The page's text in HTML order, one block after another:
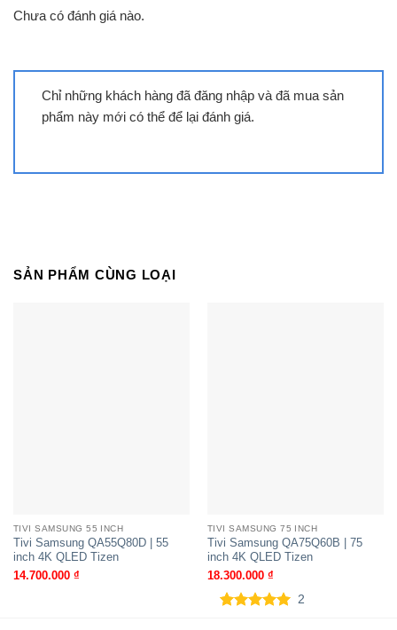
Tivi Samsung UA55DU7700 | 55 inch
Chưa có đánh giá nào.
Chỉ những khách hàng đã đăng nhập và đã mua sản
phẩm này mới có thể để lại đánh giá.
SẢN PHẨM CÙNG LOẠI
TIVI SAMSUNG 55 INCH
Tivi Samsung QA55Q80D | 55
inch 4K QLED Tizen
14.700.000 ₫
TIVI SAMSUNG 75 INCH
Tivi Samsung QA75Q60B | 75
inch 4K QLED Tizen
18.300.000 ₫
2